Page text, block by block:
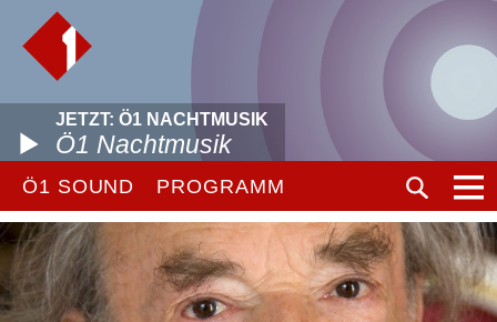
JETZT: Ö1 NACHTMUSIK
Ö1 Nachtmusik
Ö1 SOUND PROGRAMM